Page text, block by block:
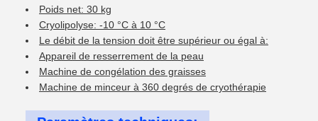
Poids net: 30 kg
Cryolipolyse: -10 °C à 10 °C
Le débit de la tension doit être supérieur ou égal à:
Appareil de resserrement de la peau
Machine de congélation des graisses
Machine de minceur à 360 degrés de cryothérapie